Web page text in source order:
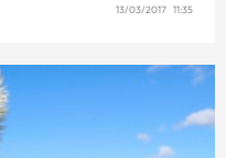
13/03/2017 11:35